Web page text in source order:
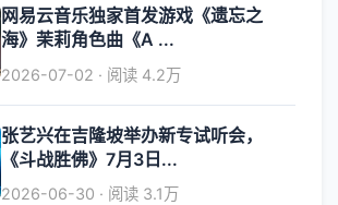
网易云音乐独家首发游戏《遗忘之
海》茉莉角色曲《A ...
2026-07-02 · 阅读 4.2万
张艺兴在吉隆坡举办新专试听会，
《斗战胜佛》7月3日...
2026-06-30 · 阅读 3.1万